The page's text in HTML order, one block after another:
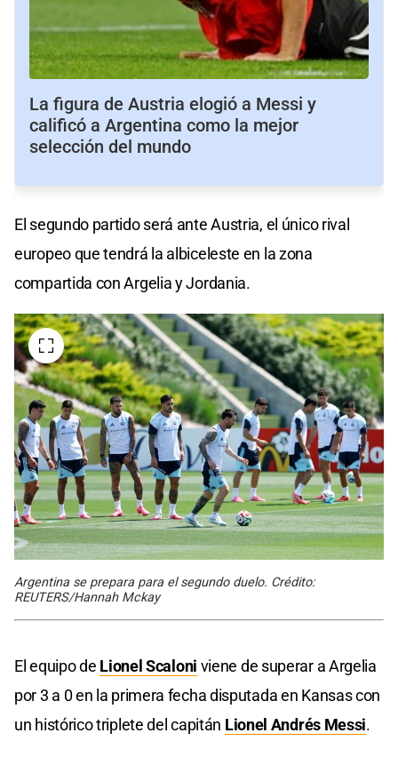
La figura de Austria elogió a Messi y
calificó a Argentina como la mejor
selección del mundo
El segundo partido será ante Austria, el único rival
europeo que tendrá la albiceleste en la zona
compartida con Argelia y Jordania.
Argentina se prepara para el segundo duelo. Crédito:
REUTERS/Hannah Mckay
El equipo de Lionel Scaloni viene de superar a Argelia
por 3 a 0 en la primera fecha disputada en Kansas con
un histórico triplete del capitán Lionel Andrés Messi.